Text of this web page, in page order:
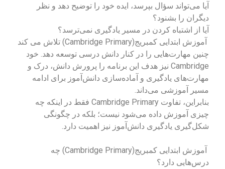
آیا می‌تواند سؤال بپرسد، ایده خود را توضیح دهد و نظر
دیگران را بشنود؟
آیا از اشتباه کردن در مسیر یادگیری نمی‌ترسد؟
آموزش ابتدایی کمبریج(Cambridge Primary) تلاش می کند
چنین مهارت‌هایی را در کنار دانش درسی توسعه دهد. خود
Cambridge نیز هدف این برنامه را پرورش دانش، درک و
مهارت‌های یادگیری و آماده‌سازی دانش‌آموز برای ادامه
مسیر آموزشی می‌داند.
بنابراین، تفاوت Cambridge Primary فقط در اینکه چه
چیزی آموزش داده می‌شود نیست؛ بلکه در چگونگی
شکل‌گیری یادگیری دانش‌آموز نیز اهمیت دارد.
آموزش ابتدایی کمبریج(Cambridge Primary) چه
درس‌هایی دارد؟